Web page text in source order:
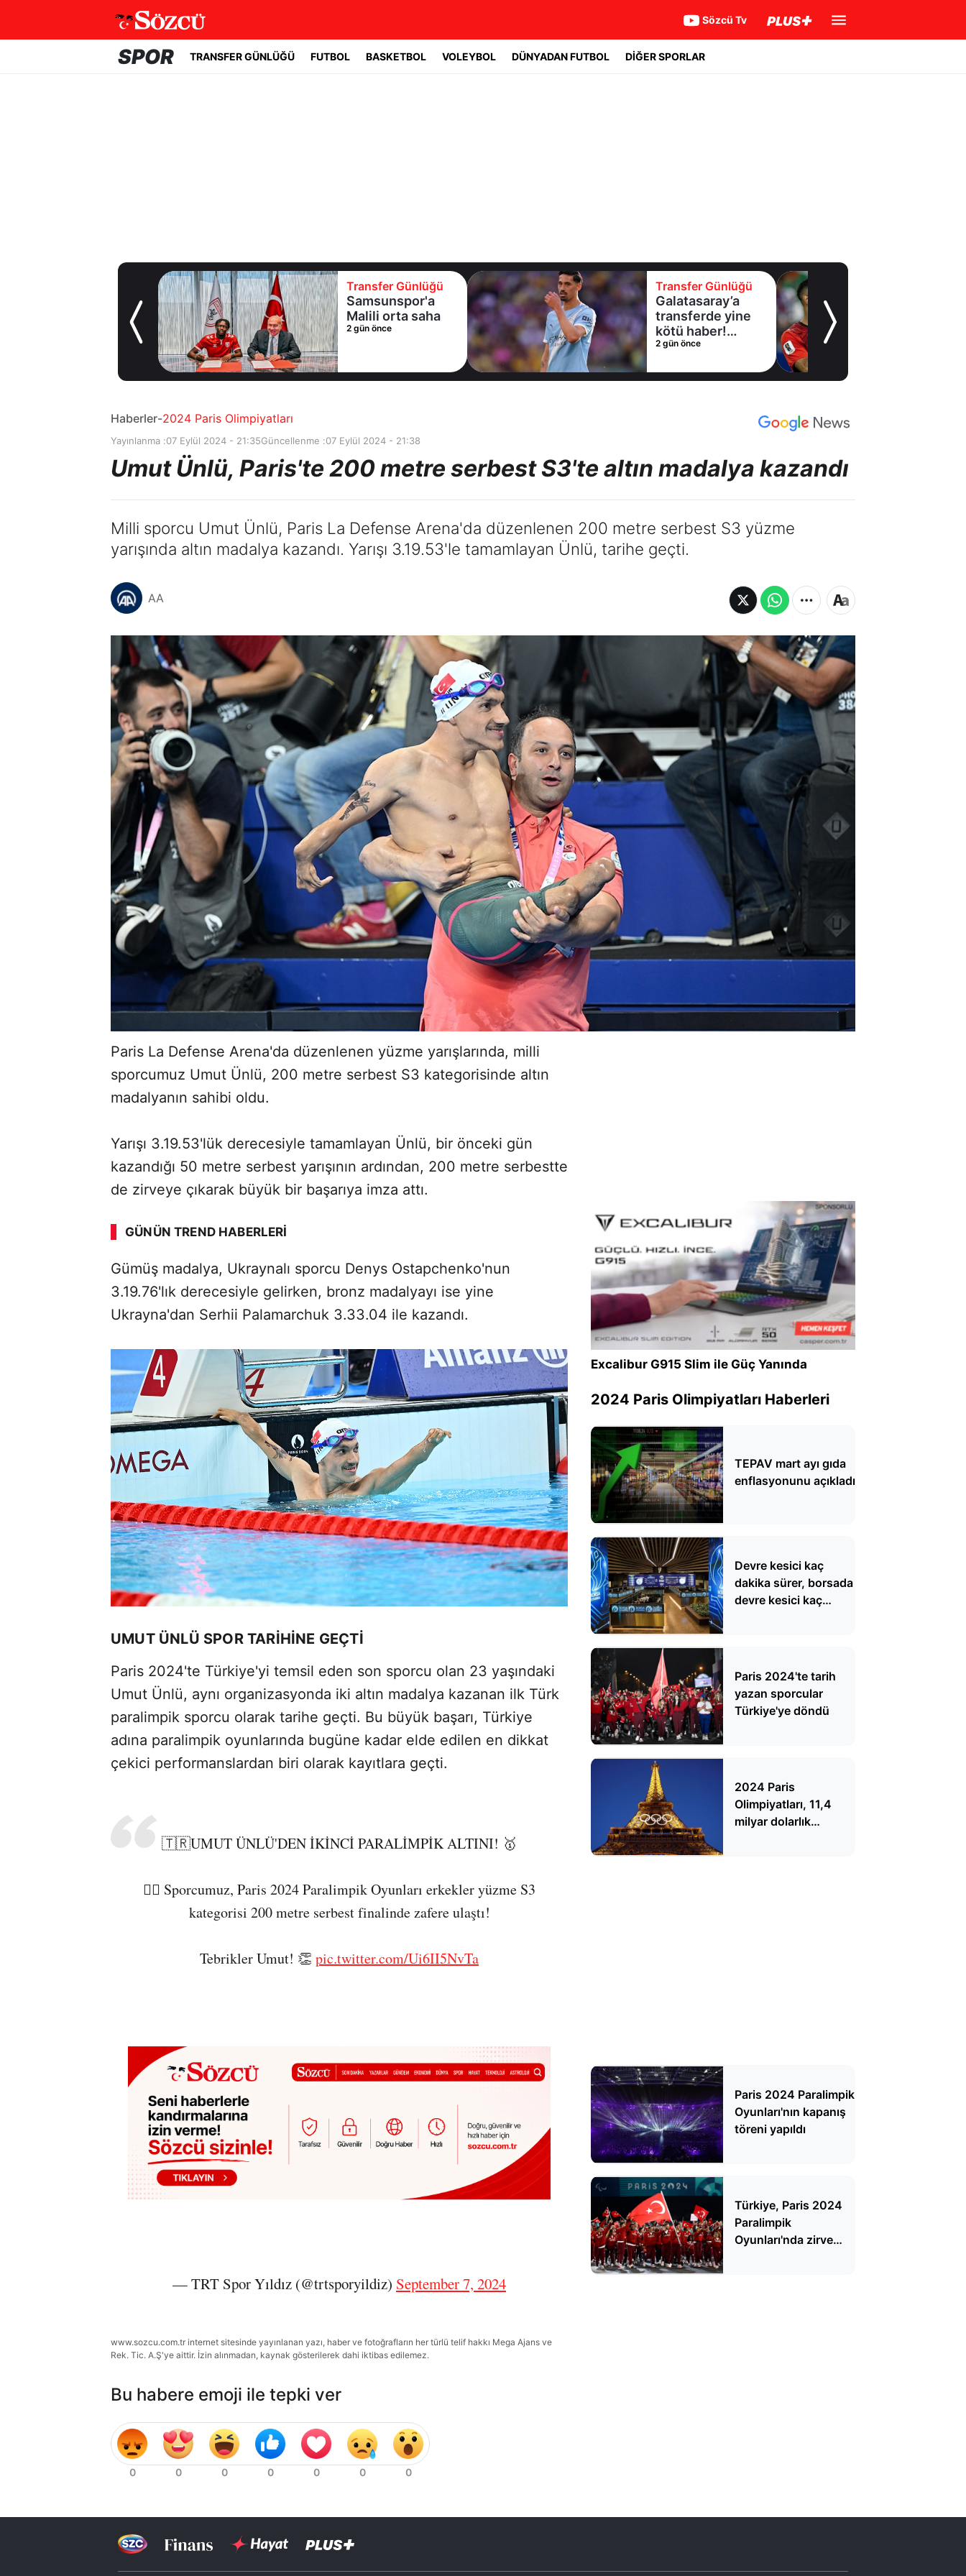
Sözcü Tv
SPOR TRANSFER GÜNLÜĞÜ FUTBOL BASKETBOL VOLEYBOL DÜNYADAN FUTBOL DİĞER SPORLAR
Transfer Günlüğü
Samsunspor'a
Malili orta saha
Transfer Günlüğü
Galatasaray’a
transferde yine
kötü haber!
Premier Lig ekibi
Transfer Günlüğü
Trabzonspor
Salah'ı resmen
açıkladı! Yılın
transferinde
2 gün önce
Haberler-2024 Paris Olimpiyatları
Yayınlanma :07 Eylül 2024 - 21:35Güncellenme :07 Eylül 2024 - 21:38
Umut Ünlü, Paris'te 200 metre serbest S3'te altın madalya kazandı
Milli sporcu Umut Ünlü, Paris La Defense Arena'da düzenlenen 200 metre serbest S3 yüzme
yarışında altın madalya kazandı. Yarışı 3.19.53'le tamamlayan Ünlü, tarihe geçti.
AA
Paris La Defense Arena'da düzenlenen yüzme yarışlarında, milli
sporcumuz Umut Ünlü, 200 metre serbest S3 kategorisinde altın
madalyanın sahibi oldu.
Yarışı 3.19.53'lük derecesiyle tamamlayan Ünlü, bir önceki gün
kazandığı 50 metre serbest yarışının ardından, 200 metre serbestte
de zirveye çıkarak büyük bir başarıya imza attı.
GÜNÜN TREND HABERLERI
Gümüş madalya, Ukraynalı sporcu Denys Ostapchenko'nun
3.19.76'lık derecesiyle gelirken, bronz madalyayı ise yine
Ukrayna'dan Serhii Palamarchuk 3.33.04 ile kazandı.
UMUT ÜNLÜ SPOR TARİHİNE GEÇTİ
Paris 2024'te Türkiye'yi temsil eden son sporcu olan 23 yaşındaki
Umut Ünlü, aynı organizasyonda iki altın madalya kazanan ilk Türk
paralimpik sporcu olarak tarihe geçti. Bu büyük başarı, Türkiye
adına paralimpik oyunlarında bugüne kadar elde edilen en dikkat
çekici performanslardan biri olarak kayıtlara geçti.
🇹🇷UMUT ÜNLÜ'DEN İKİNCİ PARALİMPİK ALTINI! 🥇
🏊‍♂️ Sporcumuz, Paris 2024 Paralimpik Oyunları erkekler yüzme S3
kategorisi 200 metre serbest finalinde zafere ulaştı!
Tebrikler Umut! 👏 pic.twitter.com/Ui6II5NvTa
— TRT Spor Yıldız (@trtsporyildiz) September 7, 2024
www.sozcu.com.tr internet sitesinde yayınlanan yazı, haber ve fotoğrafların her türlü telif hakkı Mega Ajans ve
Rek. Tic. A.Ş'ye aittir. İzin alınmadan, kaynak gösterilerek dahi iktibas edilemez.
Bu habere emoji ile tepki ver
Excalibur G915 Slim ile Güç Yanında
2024 Paris Olimpiyatları Haberleri
TEPAV mart ayı gıda
enflasyonunu açıkladı
Devre kesici kaç
dakika sürer, borsada
devre kesici kaç
Paris 2024'te tarih
yazan sporcular
Türkiye'ye döndü
2024 Paris
Olimpiyatları, 11,4
milyar dolarlık
Paris 2024 Paralimpik
Oyunları'nın kapanış
töreni yapıldı
Türkiye, Paris 2024
Paralimpik
Oyunları'nda zirve